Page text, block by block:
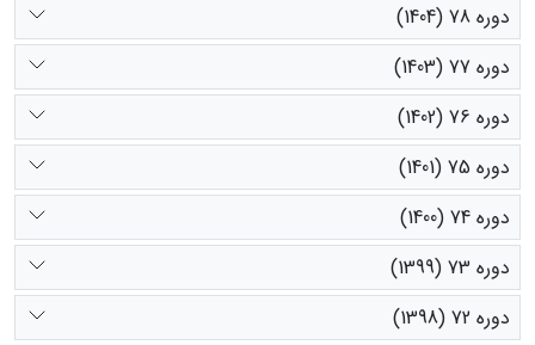
دوره 78 (1404)
دوره 77 (1403)
دوره 76 (1402)
دوره 75 (1401)
دوره 74 (1400)
دوره 73 (1399)
دوره 72 (1398)